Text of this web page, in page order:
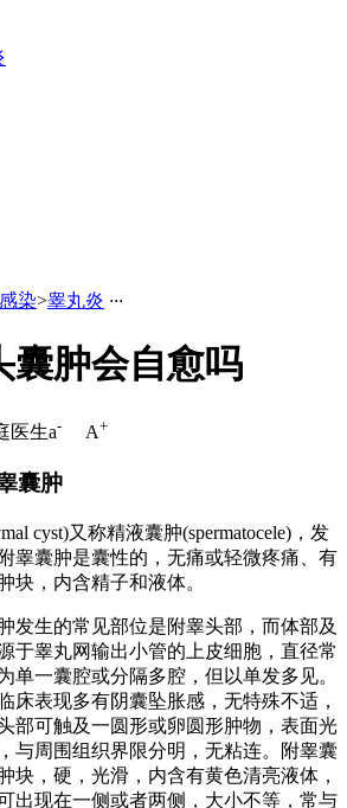
染>睾丸炎 ···
囊肿会自愈吗
医生a- A+
囊肿
cyst)又称精液囊肿(spermatocele)，发
睾囊肿是囊性的，无痛或轻微疼痛、有
块，内含精子和液体。
生的常见部位是附睾头部，而体部及
于睾丸网输出小管的上皮细胞，直径常
单一囊腔或分隔多腔，但以单发多见。
床表现多有阴囊坠胀感，无特殊不适，
部可触及一圆形或卵圆形肿物，表面光
与周围组织界限分明，无粘连。附睾囊
块，硬，光滑，内含有黄色清亮液体，
出现在一侧或者两侧，大小不等，常与